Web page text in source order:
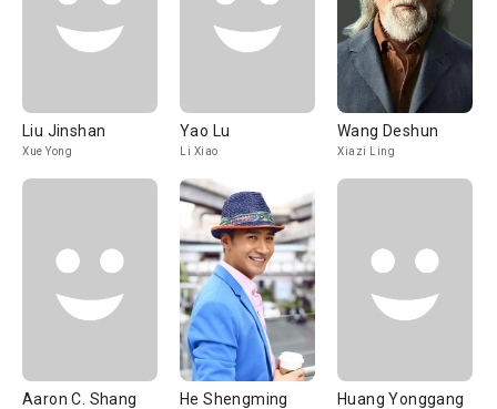
Liu Jinshan
Xue Yong
Yao Lu
Li Xiao
Wang Deshun
Xiazi Ling
Aaron C. Shang He Shengming Huang Yonggang